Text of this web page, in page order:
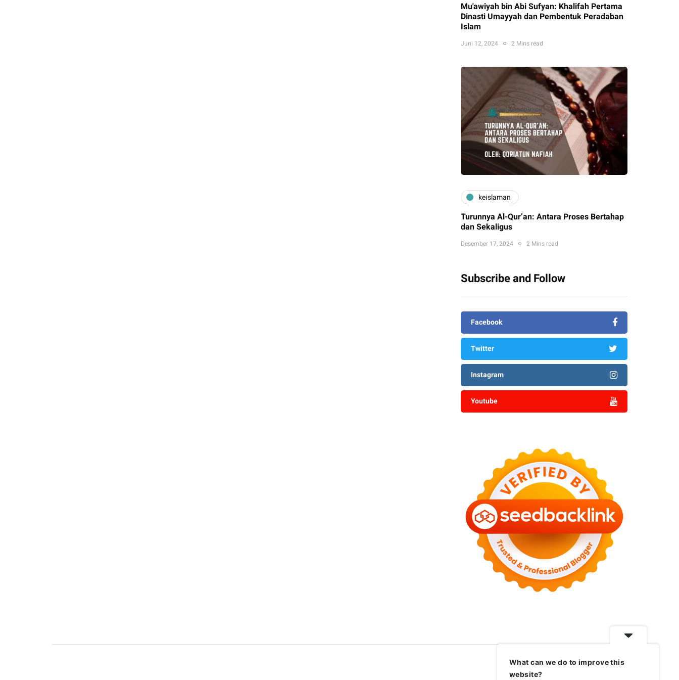
Mu'awiyah bin Abi Sufyan: Khalifah Pertama
Dinasti Umayyah dan Pembentuk Peradaban
Islam
Juni 12, 2024 2 Mins read
keislaman
Turunnya Al-Qur’an: Antara Proses Bertahap
dan Sekaligus
Desember 17, 2024 2 Mins read
Subscribe and Follow
Facebook
Twitter
Instagram
Youtube
What can we do to improve this
website?